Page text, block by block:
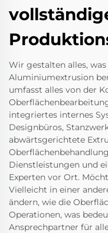
Wir gestalten alles,
Aluminiumextrusion
umfasst alles von der
integriertes internes
Designbüros,
abwärtsgerichtete
Dienstleistungen und
Experten vor Ort.
Vielleicht in einer
ändern, wie die
Operationen, was
Ansprechpartner für